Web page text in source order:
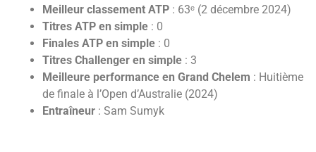
Meilleur classement ATP : 63ᵉ (2 décembre 2024)
Titres ATP en simple : 0
Finales ATP en simple : 0
Titres Challenger en simple : 3
Meilleure performance en Grand Chelem : Huitième
de finale à l’Open d’Australie (2024)
Entraîneur : Sam Sumyk